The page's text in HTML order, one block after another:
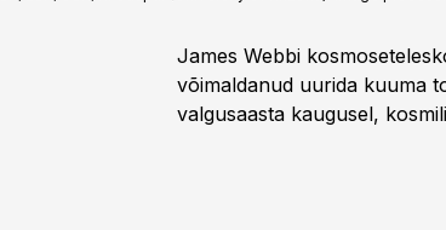
James Webbi
võimaldanud uurida kuuma
valgusaasta kaugusel,